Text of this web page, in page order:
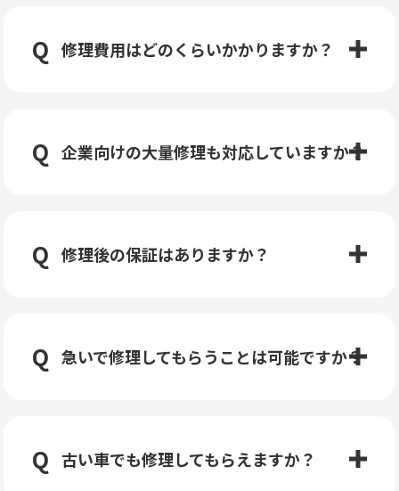
修理費用はどのくらいかかりますか？
企業向けの大量修理も対応していますか？
修理後の保証はありますか？
急いで修理してもらうことは可能ですか？
古い車でも修理してもらえますか？